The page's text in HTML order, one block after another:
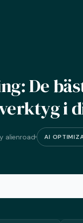
De
i
alienroad AI